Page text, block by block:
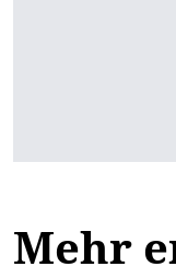
Mehr